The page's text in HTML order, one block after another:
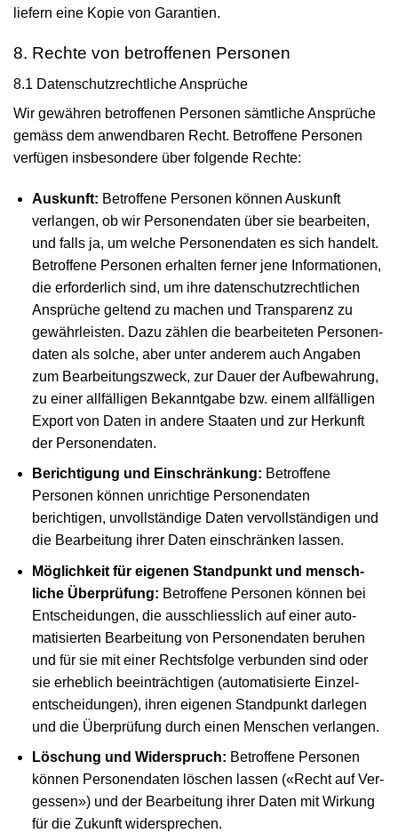
liefern eine Kopie von Garantien.
8. Rechte von betroffenen Personen
8.1 Daten­schutz­rechtliche Ansprüche
Wir gewähren betroffenen Personen sämt­liche Ansprüche
gemäss dem anwendbaren Recht. Betroffene Personen
verfügen insbesondere über folgende Rechte:
Auskunft: Betroffene Personen können Auskunft
verlangen, ob wir Personen­daten über sie bearbeiten,
und falls ja, um welche Personen­daten es sich handelt.
Betroffene Personen erhalten ferner jene Infor­mationen,
die erforder­lich sind, um ihre daten­schutz­rechtlichen
Ansprüche geltend zu machen und Trans­parenz zu
gewähr­leisten. Dazu zählen die bearbeiteten Personen­
daten als solche, aber unter anderem auch Angaben
zum Bearbeitungs­zweck, zur Dauer der Auf­bewahrung,
zu einer all­fälligen Bekannt­gabe bzw. einem all­fälligen
Export von Daten in andere Staaten und zur Herkunft
der Personen­daten.
Berichtigung und Einschränkung: Betroffene
Personen können unrichtige Personen­daten
berichtigen, unvoll­ständige Daten vervoll­ständigen und
die Bear­beitung ihrer Daten ein­schränken lassen.
Möglichkeit für eigenen Stand­punkt und mensch­
liche Überprüfung: Betroffene Personen können bei
Entscheidungen, die ausschliess­lich auf einer auto­
matisierten Bearbeitung von Personen­daten beruhen
und für sie mit einer Rechts­folge verbunden sind oder
sie erheblich beein­trächtigen (auto­matisierte Einzel­
entscheidungen), ihren eigenen Stand­punkt darlegen
und die Über­prüfung durch einen Menschen verlangen.
Löschung und Widerspruch: Betroffene Personen
können Personen­daten löschen lassen («Recht auf Ver­
gessen») und der Bear­beitung ihrer Daten mit Wirkung
für die Zukunft wider­sprechen.